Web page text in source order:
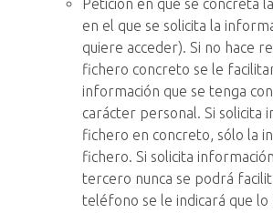
Petición en que se concreta
en el que se solicita la
quiere acceder). Si no hace
fichero concreto se le
información que se tenga
carácter personal. Si solicita
fichero en concreto, sólo la
fichero. Si solicita
tercero nunca se podrá
teléfono se le indicará que